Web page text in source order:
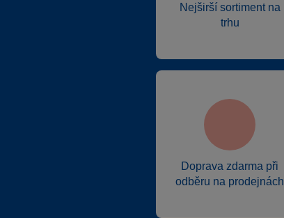
Nejširší sortiment na
trhu
Doprava zdarma při
odběru na prodejnách